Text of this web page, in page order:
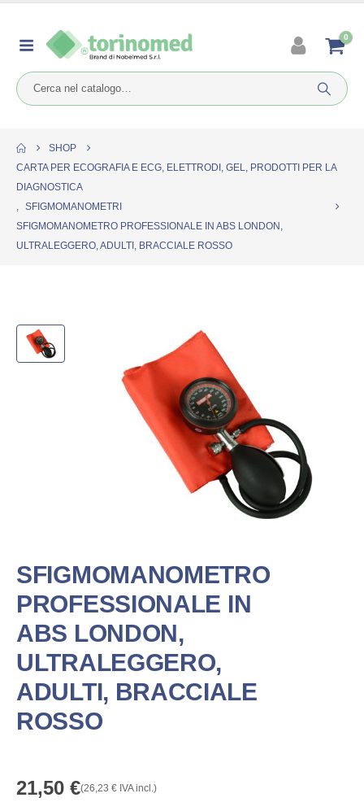
0
SHOP
CARTA PER ECOGRAFIA E ECG, ELETTRODI, GEL, PRODOTTI PER LA
DIAGNOSTICA
, SFIGMOMANOMETRI
SFIGMOMANOMETRO PROFESSIONALE IN ABS LONDON,
ULTRALEGGERO, ADULTI, BRACCIALE ROSSO
SFIGMOMANOMETRO
PROFESSIONALE IN
ABS LONDON,
ULTRALEGGERO,
ADULTI, BRACCIALE
ROSSO
21,50 €(26,23 € IVA incl.)